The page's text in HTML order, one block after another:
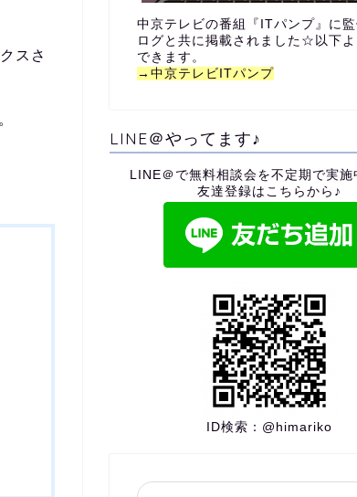
スさ
中京テレビの番組『ITパンプ』に
ログと共に掲載されました☆以下
できます。
→中京テレビITパンプ
LINE＠やってます♪
LINE＠で無料相談会を不定期で実施
友達登録はこちらから♪
ID検索： @himariko